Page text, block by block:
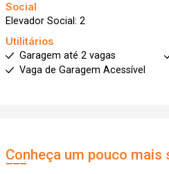
Social
Elevador Social: 2
Utilitários
Garagem até 2 vagas
Vaga de Garagem Acessível
Conheça um pouco mais